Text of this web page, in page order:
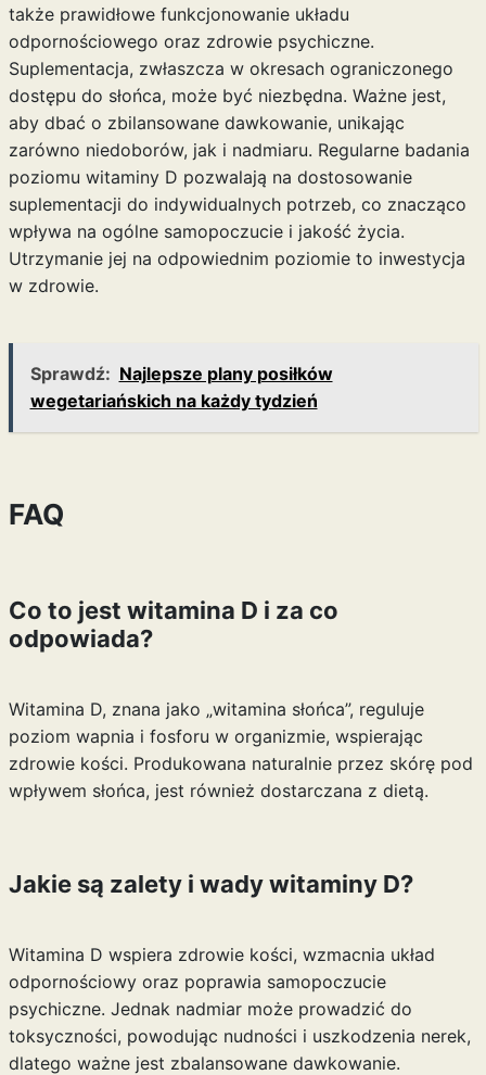
także prawidłowe funkcjonowanie układu
odpornościowego oraz zdrowie psychiczne.
Suplementacja, zwłaszcza w okresach ograniczonego
dostępu do słońca, może być niezbędna. Ważne jest,
aby dbać o zbilansowane dawkowanie, unikając
zarówno niedoborów, jak i nadmiaru. Regularne badania
poziomu witaminy D pozwalają na dostosowanie
suplementacji do indywidualnych potrzeb, co znacząco
wpływa na ogólne samopoczucie i jakość życia.
Utrzymanie jej na odpowiednim poziomie to inwestycja
w zdrowie.
Sprawdź: Najlepsze plany posiłków
wegetariańskich na każdy tydzień
FAQ
Co to jest witamina D i za co
odpowiada?
Witamina D, znana jako „witamina słońca”, reguluje
poziom wapnia i fosforu w organizmie, wspierając
zdrowie kości. Produkowana naturalnie przez skórę pod
wpływem słońca, jest również dostarczana z dietą.
Jakie są zalety i wady witaminy D?
Witamina D wspiera zdrowie kości, wzmacnia układ
odpornościowy oraz poprawia samopoczucie
psychiczne. Jednak nadmiar może prowadzić do
toksyczności, powodując nudności i uszkodzenia nerek,
dlatego ważne jest zbalansowane dawkowanie.